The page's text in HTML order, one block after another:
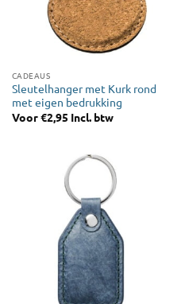
CADEAUS
Sleutelhanger met Kurk rond
met eigen bedrukking
Voor€2,95 Incl. btw